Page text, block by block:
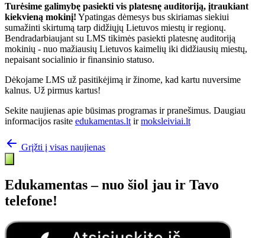
Turėsime galimybę pasiekti vis platesnę auditoriją, įtraukiant
kiekvieną mokinį! Ypatingas dėmesys bus skiriamas siekiui
sumažinti skirtumą tarp didžiųjų Lietuvos miestų ir regionų.
Bendradarbiaujant su LMS tikimės pasiekti platesnę auditoriją
mokinių - nuo mažiausių Lietuvos kaimelių iki didžiausių miestų,
nepaisant socialinio ir finansinio statuso.
Dėkojame LMS už pasitikėjimą ir žinome, kad kartu nuversime
kalnus. Už pirmus kartus!
Sekite naujienas apie būsimas programas ir pranešimus. Daugiau
informacijos rasite edukamentas.lt irmoksleiviai.lt
Grįžti į visas naujienas
Edukamentas – nuo šiol jau ir Tavo
telefone!